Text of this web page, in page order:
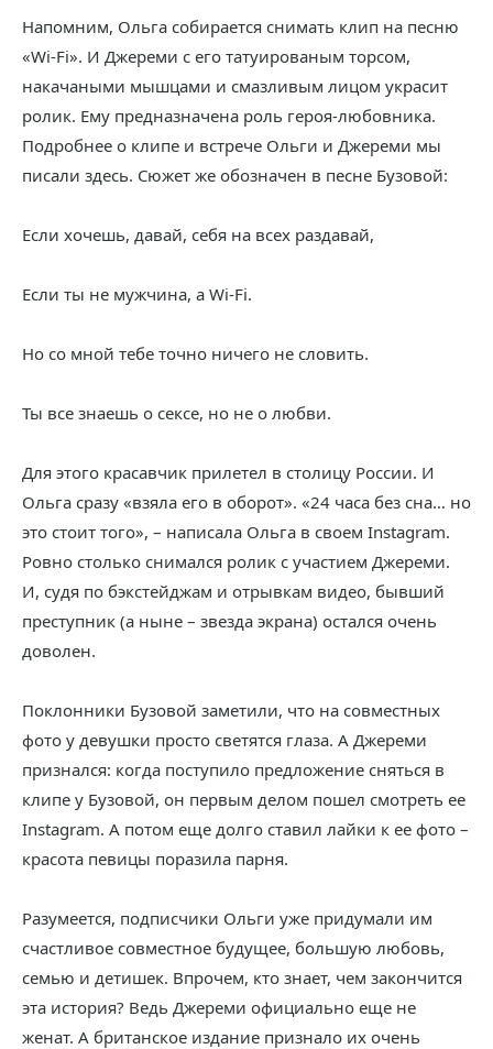
Напомним, Ольга собирается снимать клип на песню
«Wi-Fi». И Джереми с его татуированым торсом,
накачаными мышцами и смазливым лицом украсит
ролик. Ему предназначена роль героя-любовника.
Подробнее о клипе и встрече Ольги и Джереми мы
писали здесь. Сюжет же обозначен в песне Бузовой:
Если хочешь, давай, себя на всех раздавай,
Если ты не мужчина, а Wi-Fi.
Но со мной тебе точно ничего не словить.
Ты все знаешь о сексе, но не о любви.
Для этого красавчик прилетел в столицу России. И
Ольга сразу «взяла его в оборот». «24 часа без сна… но
это стоит того», – написала Ольга в своем Instagram.
Ровно столько снимался ролик с участием Джереми.
И, судя по бэкстейджам и отрывкам видео, бывший
преступник (а ныне – звезда экрана) остался очень
доволен.
Поклонники Бузовой заметили, что на совместных
фото у девушки просто светятся глаза. А Джереми
признался: когда поступило предложение сняться в
клипе у Бузовой, он первым делом пошел смотреть ее
Instagram. А потом еще долго ставил лайки к ее фото –
красота певицы поразила парня.
Разумеется, подписчики Ольги уже придумали им
счастливое совместное будущее, большую любовь,
семью и детишек. Впрочем, кто знает, чем закончится
эта история? Ведь Джереми официально еще не
женат. А британское издание признало их очень